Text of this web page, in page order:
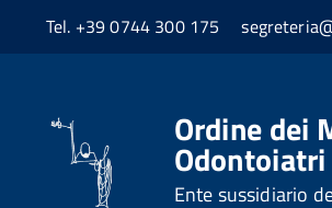
Tel. +39 0744 300 175
Ordine dei
Ente sussidiario